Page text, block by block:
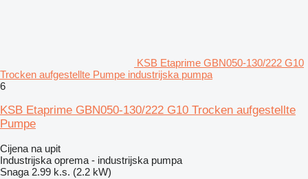
KSB Etaprime GBN050-130/222 G10
Trocken aufgestellte Pumpe industrijska pumpa
6
KSB Etaprime GBN050-130/222 G10 Trocken aufgestellte
Pumpe
Cijena na upit
Industrijska oprema - industrijska pumpa
Snaga 2.99 k.s. (2.2 kW)